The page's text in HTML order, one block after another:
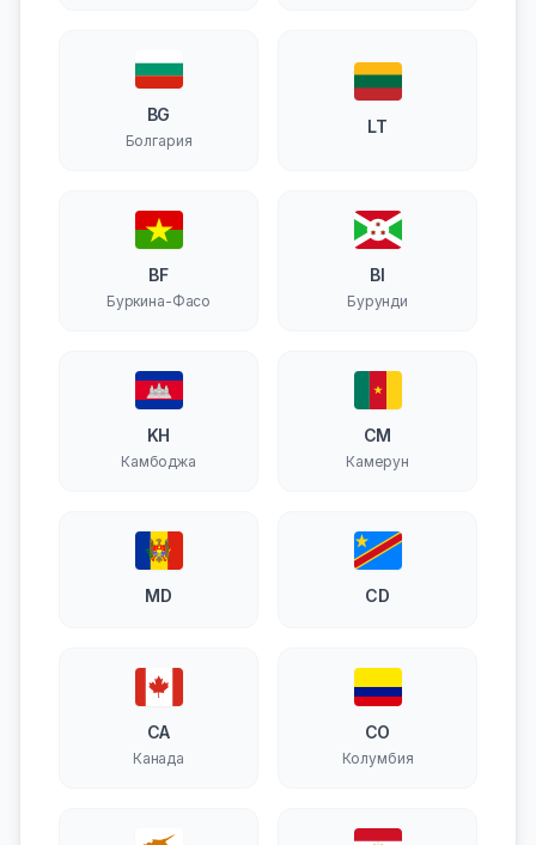
BG
Болгария
LT
BF
Буркина-Фасо
BI
Бурунди
KH
Камбоджа
CM
Камерун
MD CD
CA
Канада
CO
Колумбия